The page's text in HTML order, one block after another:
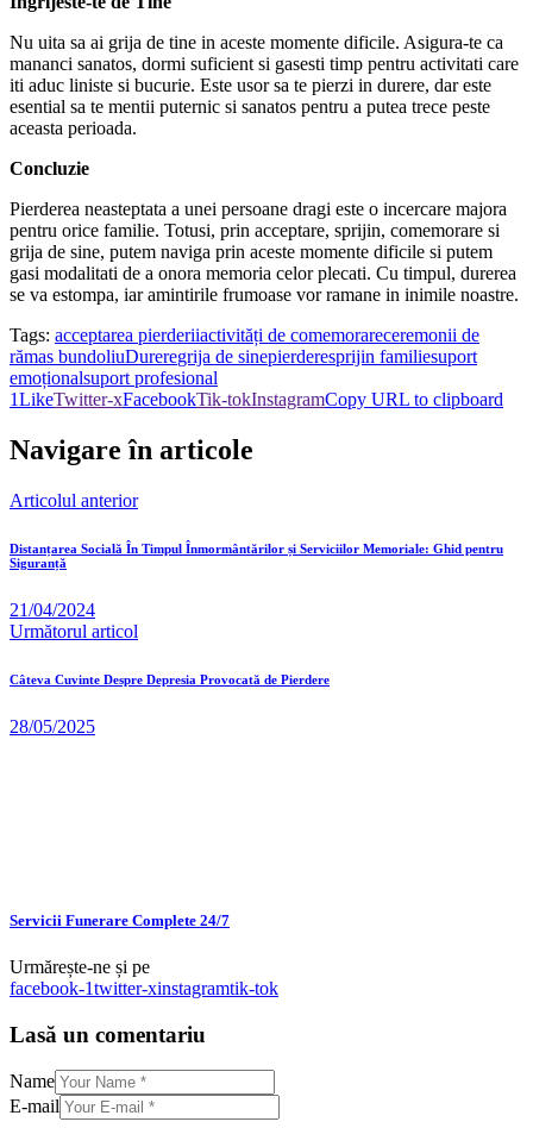
Nu uita sa ai grija de tine in aceste momente dificile. Asigura-te ca
mananci sanatos, dormi suficient si gasesti timp pentru activitati care
iti aduc liniste si bucurie. Este usor sa te pierzi in durere, dar este
esential sa te mentii puternic si sanatos pentru a putea trece peste
aceasta perioada.
Concluzie
Pierderea neasteptata a unei persoane dragi este o incercare majora
pentru orice familie. Totusi, prin acceptare, sprijin, comemorare si
grija de sine, putem naviga prin aceste momente dificile si putem
gasi modalitati de a onora memoria celor plecati. Cu timpul, durerea
se va estompa, iar amintirile frumoase vor ramane in inimile noastre.
Tags: acceptarea pierderiiactivități de comemorareceremonii de
rămas bundoliuDureregrija de sinepierderesprijin familiesuport
emoționalsuport profesional
1LikeTwitter-xFacebookTik-tokInstagramCopy URL to clipboard
Navigare în articole
Articolul anterior
Distanțarea Socială În Timpul Înmormântărilor și Serviciilor Memoriale: Ghid pentru
Siguranță
21/04/2024
Următorul articol
Câteva Cuvinte Despre Depresia Provocată de Pierdere
28/05/2025
Servicii Funerare Complete 24/7
Urmărește-ne și pe
facebook-1twitter-xinstagramtik-tok
Lasă un comentariu
Name
E-mail